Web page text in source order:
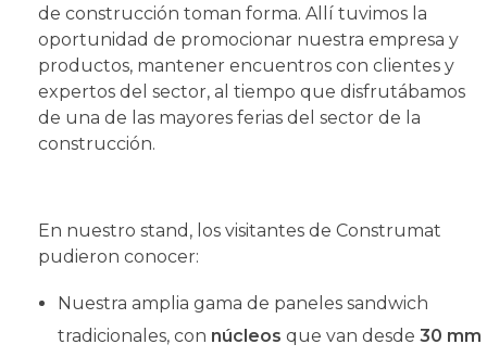
de construcción toman forma. Allí tuvimos la
oportunidad de promocionar nuestra empresa y
productos, mantener encuentros con clientes y
expertos del sector, al tiempo que disfrutábamos
de una de las mayores ferias del sector de la
construcción.
En nuestro stand, los visitantes de Construmat
pudieron conocer:
Nuestra amplia gama de paneles sandwich
tradicionales, con núcleos que van desde 30 mm